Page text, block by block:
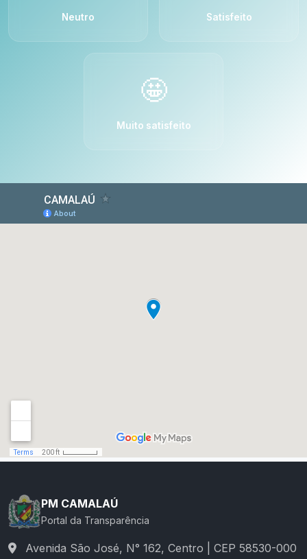
Neutro Satisfeito
🤩
Muito satisfeito
PM CAMALAÚ
Portal da Transparência
Avenida São José, N° 162, Centro | CEP 58530-000